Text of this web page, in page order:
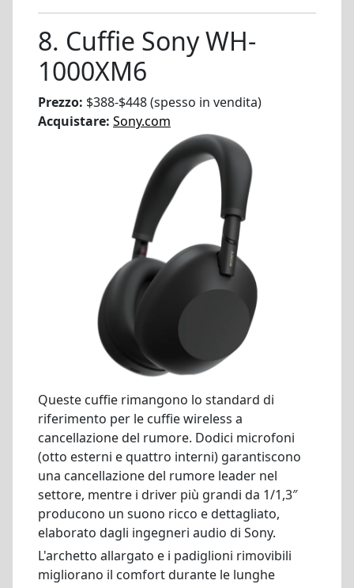
8. Cuffie Sony WH-
1000XM6
Prezzo: $388-$448 (spesso in vendita)
Acquistare: Sony.com
Queste cuffie rimangono lo standard di
riferimento per le cuffie wireless a
cancellazione del rumore. Dodici microfoni
(otto esterni e quattro interni) garantiscono
una cancellazione del rumore leader nel
settore, mentre i driver più grandi da 1/1,3″
producono un suono ricco e dettagliato,
elaborato dagli ingegneri audio di Sony.
L'archetto allargato e i padiglioni rimovibili
migliorano il comfort durante le lunghe